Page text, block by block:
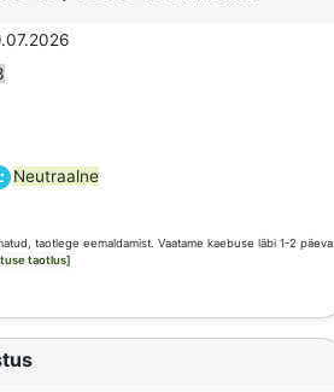
Neutraalne
taotlege eemaldamist. Vaatame kaebuse läbi 1-2 päeva
taotlus]